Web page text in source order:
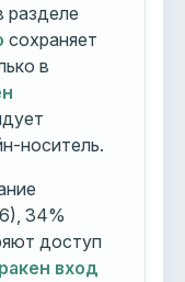
разделе
сохраняет
в
носитель.
34%
доступ
вход